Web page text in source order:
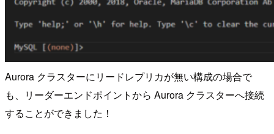
Aurora クラスターにリードレプリカが無い構成の場合で
も、リーダーエンドポイントから Aurora クラスターへ接続
することができました！